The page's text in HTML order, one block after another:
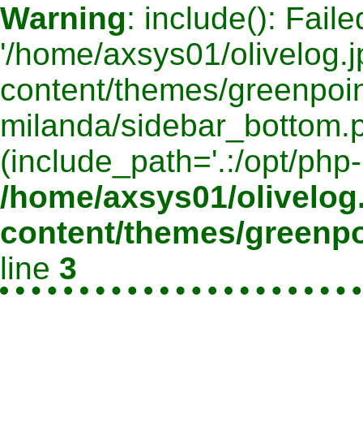
Warning: include():
'/home/axsys01/
content/themes/
milanda/
(include_path='.:/opt/
/home/axsys01/
content/themes/
line 3